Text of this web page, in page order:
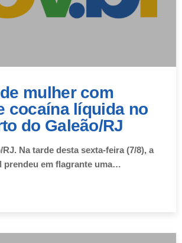
mulher com
cocaína líquida no
do Galeão/RJ
Na tarde desta sexta-feira (7/8), a
prendeu em flagrante uma…